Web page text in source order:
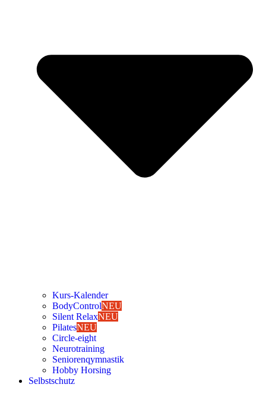
Kurs-Kalen­­der
Body­Con­trolNEU
Silent RelaxNEU
Pila­tesNEU
Cir­cle-eight
Neu­ro­trai­ning
Senio­ren­qym­nas­tik
Hob­by Hor­sing
Selbst­schutz